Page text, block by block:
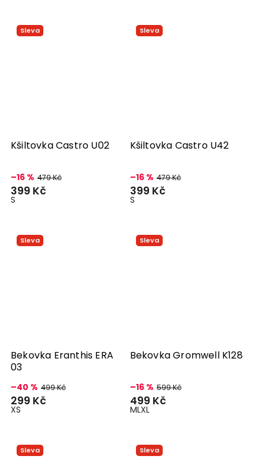
Sleva
Kšiltovka Castro U02
–16 % 479 Kč
399 Kč
S
Sleva
Kšiltovka Castro U42
–16 % 479 Kč
399 Kč
S
Sleva
Bekovka Eranthis ERA
03
–40 % 499 Kč
299 Kč
XS
Sleva
Bekovka Gromwell K128
–16 % 599 Kč
499 Kč
MLXL
Sleva Sleva